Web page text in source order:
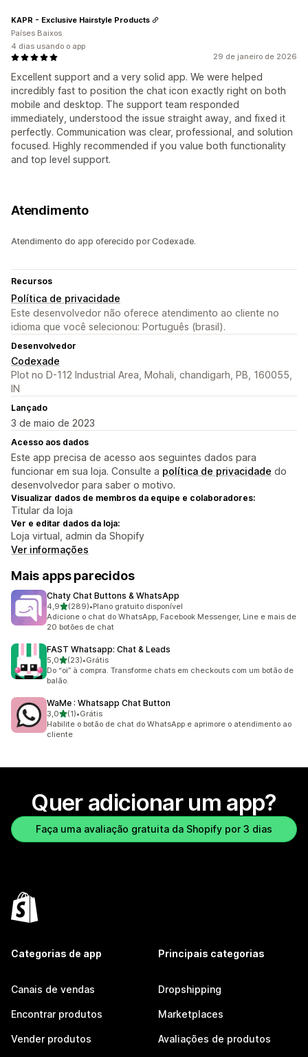
29 de janeiro de 2026
Excellent support and a very solid app. We were helped
incredibly fast to position the chat icon exactly right on both
mobile and desktop. The support team responded
immediately, understood the issue straight away, and fixed it
perfectly. Communication was clear, professional, and solution
focused. Highly recommended if you value both functionality
and top level support.
KAPR - Exclusive Hairstyle Products
Países Baixos
4 dias usando o app
Atendimento
Atendimento do app oferecido por Codexade.
Recursos
Política de privacidade
Este desenvolvedor não oferece atendimento ao cliente no
idioma que você selecionou: Português (brasil).
Desenvolvedor
Codexade
Plot no D-112 Industrial Area, Mohali, chandigarh, PB, 160055,
IN
Lançado
3 de maio de 2023
Acesso aos dados
Este app precisa de acesso aos seguintes dados para
funcionar em sua loja. Consulte a política de privacidade do
desenvolvedor para saber o motivo.
Visualizar dados de membros da equipe e colaboradores:
Titular da loja
Ver e editar dados da loja:
Loja virtual, admin da Shopify
Ver informações
Mais apps parecidos
Chaty Chat Buttons & WhatsApp
4,9de 5 estrelas
(289)
289 avaliações ao todo
•Plano gratuito disponível
Adicione o chat do WhatsApp, Facebook Messenger, Line e mais de
20 botões de chat
FAST Whatsapp: Chat & Leads
5,0de 5 estrelas
(23)
23 avaliações ao todo
•Grátis
Do “oi” à compra. Transforme chats em checkouts com um botão de
balão.
WaMe : Whatsapp Chat Button
3,0de 5 estrelas
(1)
1 avaliações ao todo
•Grátis
Habilite o botão de chat do WhatsApp e aprimore o atendimento ao
cliente
Quer adicionar um app?
Faça uma avaliação gratuita da Shopify por 3 dias
Categorias de app
Canais de vendas
Encontrar produtos
Vender produtos
Principais categorias
Dropshipping
Marketplaces
Avaliações de produtos